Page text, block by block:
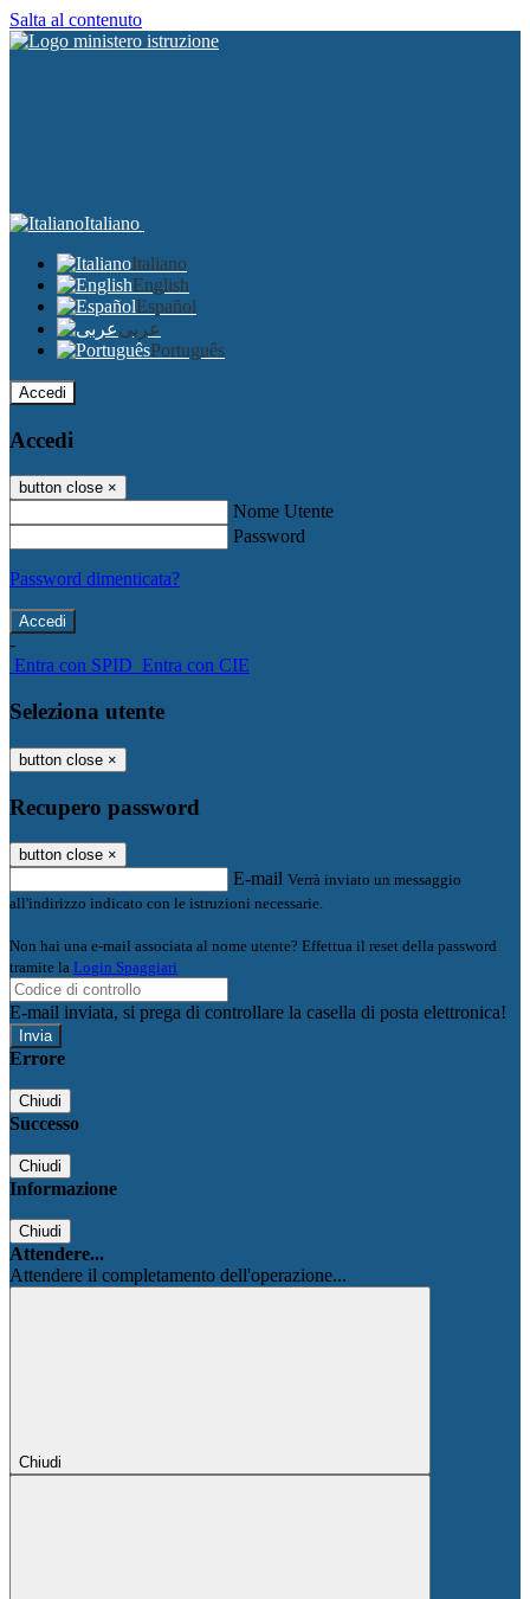
Salta al contenuto
Italiano
Italiano
English
Español
عربى
Português
Accedi
Accedi
button close ×
Nome Utente
Password
Password dimenticata?
-
Entra con SPID Entra con CIE
Seleziona utente
button close ×
Recupero password
button close ×
E-mail Verrà inviato un messaggio
all'indirizzo indicato con le istruzioni necessarie.
Non hai una e-mail associata al nome utente? Effettua il reset della password
tramite la Login Spaggiari
E-mail inviata, si prega di controllare la casella di posta elettronica!
Errore
Chiudi
Successo
Chiudi
Informazione
Chiudi
Attendere...
Attendere il completamento dell'operazione...
Chiudi